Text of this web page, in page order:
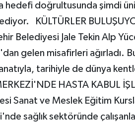
hedefi doğrultusunda şimdi
KÜLTÜRLER
Belediyesi Jale Tekin Alp
gelen misafirleri ağırladı.
tarihiyle de dünya
HASTA KABUL
Sanat ve Meslek Eğitim
sağlık sektöründe